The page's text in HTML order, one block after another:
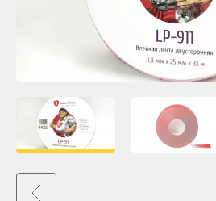
Orajet 3640
Плёнка монтажная Oratape
ПЭТ листовой
ПЭТ бэклит